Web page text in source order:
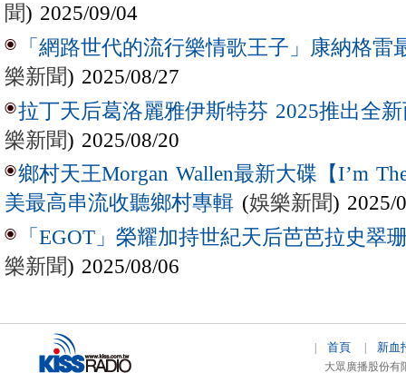
聞) 2025/09/04
「網路世代的流行樂情歌王子」康納格雷
樂新聞) 2025/08/27
拉丁天后葛洛麗雅伊斯特芬 2025推出全新
樂新聞) 2025/08/20
鄉村天王Morgan Wallen最新大碟【I’m
美最高串流收聽鄉村專輯 (娛樂新聞) 2025/
「EGOT」榮耀加持世紀天后芭芭拉史翠
樂新聞) 2025/08/06
首頁 新血
大眾廣播股份有